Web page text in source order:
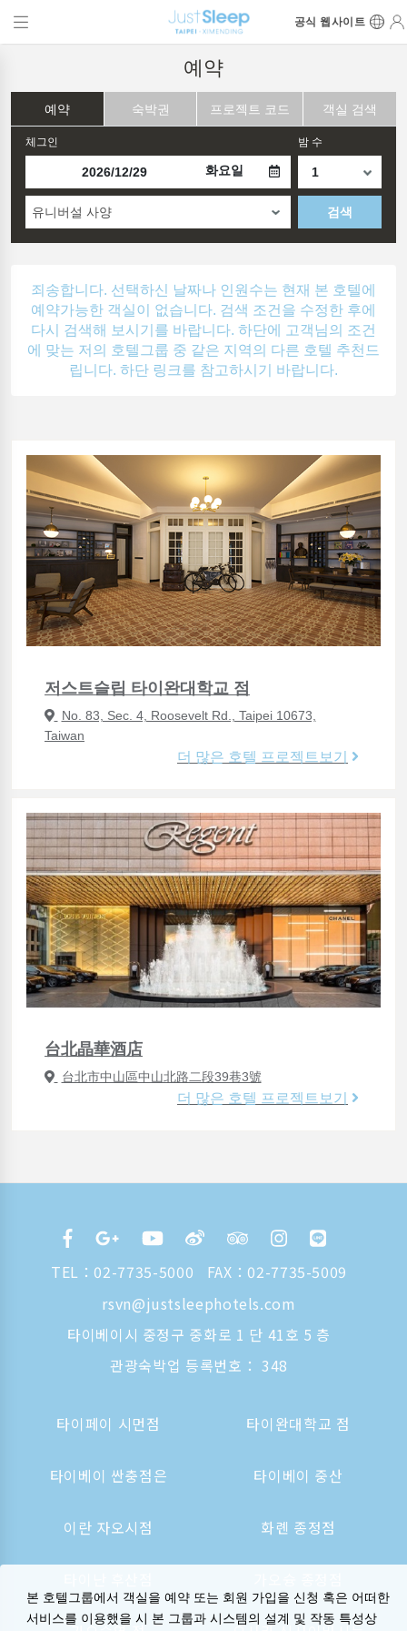
공식 웹사이트
예약
예약 숙박권 프로젝트 코드 객실 검색
체그인
화요일
밤 수
유니버설 사양 검색
죄송합니다. 선택하신 날짜나 인원수는 현재 본 호텔에
예약가능한 객실이 없습니다. 검색 조건을 수정한 후에
다시 검색해 보시기를 바랍니다. 하단에 고객님의 조건
에 맞는 저의 호텔그룹 중 같은 지역의 다른 호텔 추천드
립니다. 하단 링크를 참고하시기 바랍니다.
저스트슬립 타이완대학교 점
No. 83, Sec. 4, Roosevelt Rd., Taipei 10673,
Taiwan
더 많은 호텔 프로젝트보기
台北晶華酒店
台北市中山區中山北路二段39巷3號
더 많은 호텔 프로젝트보기
TEL： 02-7735-5000
FAX：02-7735-5009
rsvn@justsleephotels.com
타이베이시 중정구 중화로 1 단 41호 5 층
관광숙박업 등록번호： 348
타이페이 시먼점 타이완대학교 점
타이베이 싼충점은 타이베이 중산
이란 자오시점 화롄 종정점
본 호텔그룹에서 객실을 예약 또는 회원 가입을 신청 혹은 어떠한
서비스를 이용했을 시 본 그룹과 시스템의 설계 및 작동 특성상